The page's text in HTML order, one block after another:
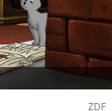
ZDF